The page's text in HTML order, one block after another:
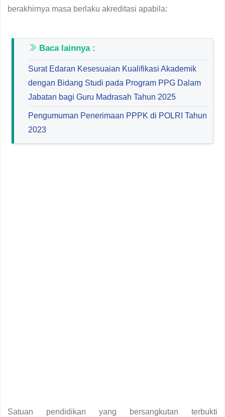
berakhirnya masa berlaku akreditasi apabila:
Baca lainnya :
Surat Edaran Kesesuaian Kualifikasi Akademik
dengan Bidang Studi pada Program PPG Dalam
Jabatan bagi Guru Madrasah Tahun 2025
Pengumuman Penerimaan PPPK di POLRI Tahun
2023
Satuan pendidikan yang bersangkutan terbukti